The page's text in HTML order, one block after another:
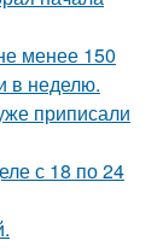
менее 150
в неделю.
приписали
с 18 по 24